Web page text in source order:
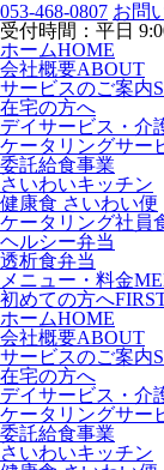
053-468-0807 お問
受付時間：平日
ホームHOME
会社概要ABOUT
サービスのご案内
在宅の方へ
デイサービス・介
ケータリングサー
委託給食事業
さいわいキッチン
健康食 さいわい便
ケータリング社員
ヘルシー弁当
透析食弁当
メニュー・料金
初めての方へ
ホームHOME
会社概要ABOUT
サービスのご案内
在宅の方へ
デイサービス・介
ケータリングサー
委託給食事業
さいわいキッチン